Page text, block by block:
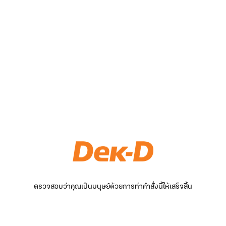
ตรวจสอบว่าคุณเป็นมนุษย์ด้วยการทำคำสั่งนี้ให้เสร็จสิ้น